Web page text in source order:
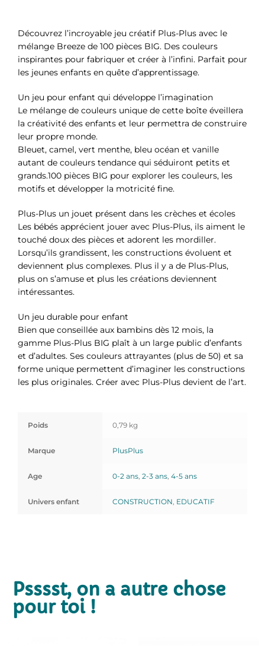
Découvrez l’incroyable jeu créatif Plus-Plus avec le
mélange Breeze de 100 pièces BIG. Des couleurs
inspirantes pour fabriquer et créer à l’infini. Parfait pour
les jeunes enfants en quête d’apprentissage.
Un jeu pour enfant qui développe l’imagination
Le mélange de couleurs unique de cette boîte éveillera
la créativité des enfants et leur permettra de construire
leur propre monde.
Bleuet, camel, vert menthe, bleu océan et vanille
autant de couleurs tendance qui séduiront petits et
grands.100 pièces BIG pour explorer les couleurs, les
motifs et développer la motricité fine.
Plus-Plus un jouet présent dans les crèches et écoles
Les bébés apprécient jouer avec Plus-Plus, ils aiment le
touché doux des pièces et adorent les mordiller.
Lorsqu’ils grandissent, les constructions évoluent et
deviennent plus complexes. Plus il y a de Plus-Plus,
plus on s’amuse et plus les créations deviennent
intéressantes.
Un jeu durable pour enfant
Bien que conseillée aux bambins dès 12 mois, la
gamme Plus-Plus BIG plaît à un large public d’enfants
et d’adultes. Ses couleurs attrayantes (plus de 50) et sa
forme unique permettent d’imaginer les constructions
les plus originales. Créer avec Plus-Plus devient de l’art.
Poids 0,79 kg
Marque PlusPlus
Age 0-2 ans, 2-3 ans, 4-5 ans
Univers enfant CONSTRUCTION EDUCATIF
Psssst, on a autre chose
pour toi !